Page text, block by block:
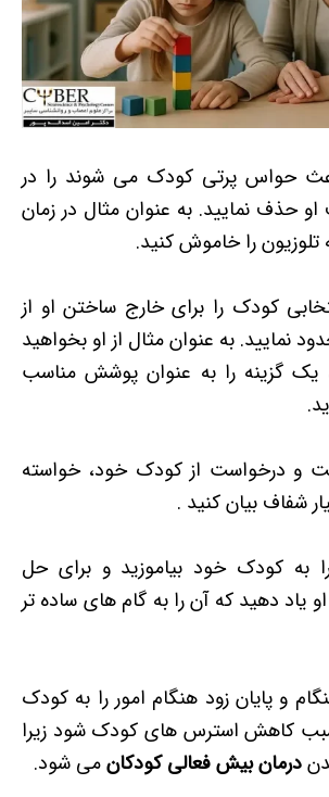
حواس پرتی کودک می شوند را در
او حذف نمایید. به عنوان مثال در زمان
را خاموش کنید.
کودک را برای خارج ساختن او از
نمایید. به عنوان مثال از او بخواهید
یک گزینه را به عنوان پوشش مناسب
و درخواست از کودک خود، خواسته
شفاف بیان کنید .
را به کودک خود بیاموزید و برای حل
یاد دهید که آن را به گام های ساده تر
و پایان زود هنگام امور را به کودک
سبب کاهش استرس های کودک شود زیرا
درمان بیش فعالی کودکانمی شود.